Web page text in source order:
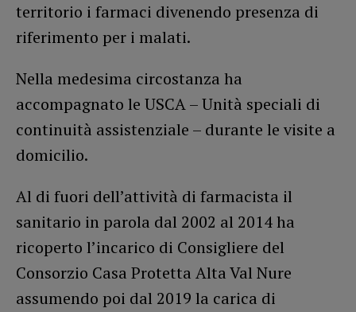
territorio i farmaci divenendo presenza di
riferimento per i malati.
Nella medesima circostanza ha
accompagnato le USCA – Unità speciali di
continuità assistenziale – durante le visite a
domicilio.
Al di fuori dell’attività di farmacista il
sanitario in parola dal 2002 al 2014 ha
ricoperto l’incarico di Consigliere del
Consorzio Casa Protetta Alta Val Nure
assumendo poi dal 2019 la carica di